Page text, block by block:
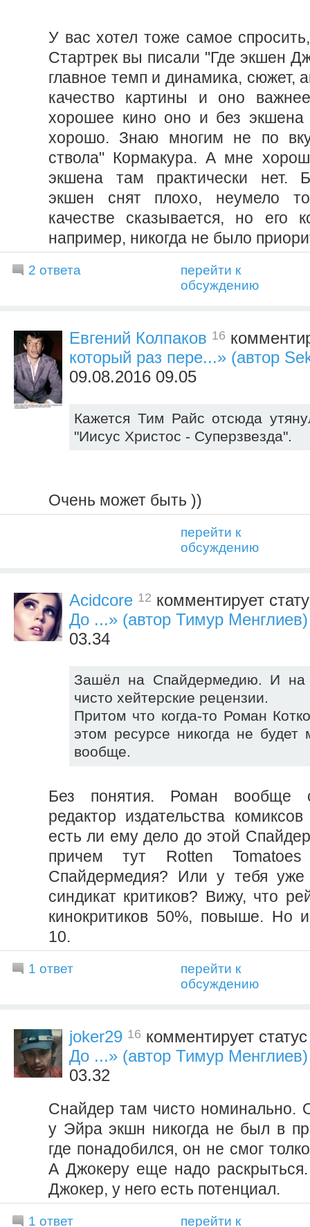
У вас хотел тоже самое
Стартрек вы писали "Где экшен
главное темп и динамика, сюжет,
качество картины и оно
хорошее кино оно и без экшена
хорошо. Знаю многим не по
ствола" Кормакура. А мне
экшена там практически нет.
экшен снят плохо, неумело
качестве сказывается, но его
например, никогда не было
2 ответа
перейти к
обсуждению
Евгений Колпаков 16
который раз пере...» (автор
09.08.2016 09.05
Кажется Тим Райс отсюда
"Иисус Христос - Суперзвезда".
Очень может быть ))
перейти к
обсуждению
Acidcore 12 комментирует
До ...» (автор Тимур Менглиев)
03.34
Зашёл на Спайдермедию. И
чисто хейтерские рецензии.
Притом что когда-то Роман
этом ресурсе никогда не будет
вообще.
Без понятия. Роман вообще
редактор издательства
есть ли ему дело до этой
причем тут Rotten
Спайдермедия? Или у тебя уже
синдикат критиков? Вижу, что
кинокритиков 50%, повыше. Но
10.
1 ответ
перейти к
обсуждению
joker29 16 комментирует
До ...» (автор Тимур Менглиев)
03.32
Снайдер там чисто номинально.
у Эйра экшн никогда не был в
где понадобился, он не смог
А Джокеру еще надо
Джокер, у него есть потенциал.
1 ответ перейти к